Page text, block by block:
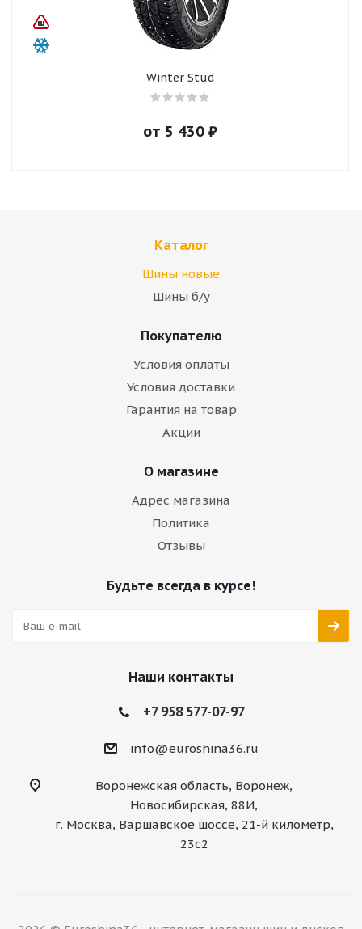
Winter Stud
от 5 430 ₽
Каталог
Шины новые
Шины б/у
Покупателю
Условия оплаты
Условия доставки
Гарантия на товар
Акции
О магазине
Адрес магазина
Политика
Отзывы
Будьте всегда в курсе!
Наши контакты
+7 958 577-07-97
info@euroshina36.ru
Воронежская область, Воронеж,
Новосибирская, 88И,
г. Москва, Варшавское шоссе, 21-й километр,
23с2